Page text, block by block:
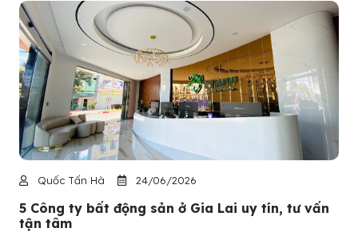
Quốc Tấn Hà 24/06/2026
5 Công ty bất động sản ở Gia Lai uy tín, tư vấn
tận tâm